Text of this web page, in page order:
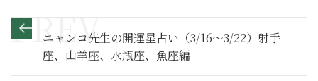
ニャンコ先生の開運星占い（3/16～3/22）射手
座、山羊座、水瓶座、魚座編